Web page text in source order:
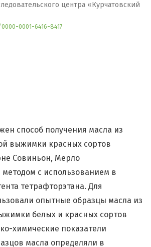
центра «Курчатовский
0001-6416-8417
способ получения масла из
выжимки красных сортов
Совиньон, Мерло
с использованием в
тетрафторэтана. Для
опытные образцы масла из
белых и красных сортов
химические показатели
масла определяли в